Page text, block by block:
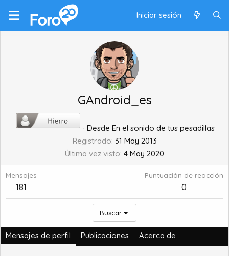
Iniciar sesión
GAndroid_es
· Desde En el sonido de tus pesadillas
Registrado 31 May 2013
Última vez visto 4 May 2020
Mensajes
181
Puntuación de reacción
0
Buscar
Mensajes de perfil Publicaciones Acerca de